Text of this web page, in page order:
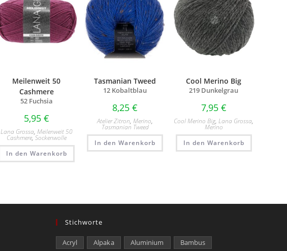
Meilenweit 50
Cashmere
52 Fuchsia
5,95 €
Lana Grossa, Meilenweit 50
Cashmere,Sockenwolle
In den Warenkorb
Tasmanian Tweed
12 Kobaltblau
8,25€
Atelier Zitron,Merino,
Tasmanian Tweed
In den Warenkorb
Cool Merino Big
219 Dunkelgrau
7,95 €
Cool Merino Big,Lana Grossa,
Merino
In den Warenkorb
Stichworte
Acryl Alpaka Aluminium Bambus